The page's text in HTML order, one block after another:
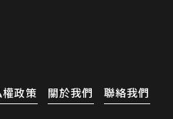
政策 關於我們 聯絡我們